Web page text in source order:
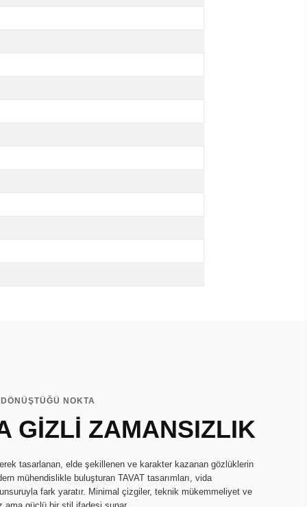
NOKTA
GİZLİ ZAMANSIZLIK
tasarlanan, elde şekillenen ve karakter kazanan gözlüklerin
mühendislikle buluşturan TAVAT tasarımları, vida
fark yaratır. Minimal çizgiler, teknik mükemmeliyet ve